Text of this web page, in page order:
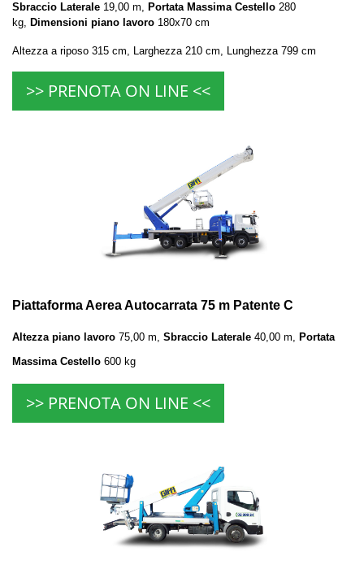
Sbraccio Laterale 19,00 m, Portata Massima Cestello 280
kg, Dimensioni piano lavoro 180x70 cm
Altezza a riposo 315 cm, Larghezza 210 cm, Lunghezza 799 cm
>> PRENOTA ON LINE <<
Piattaforma Aerea Autocarrata 75 m Patente C
Altezza piano lavoro 75 ,00 m, Sbraccio Laterale 40 ,00 m,
Portata
Massima Cestello 600 kg
>> PRENOTA ON LINE <<